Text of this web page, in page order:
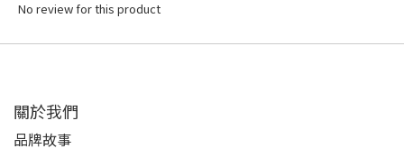
No review for this product
關於我們
品牌故事